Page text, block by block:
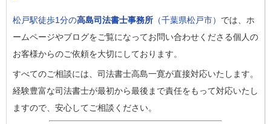
松戸駅徒歩1分の高島司法書士事務所 （千葉県松戸市） では、ホ
ームページやブログをご覧になってお問い合わせくださる個人の
お客様からのご依頼を大切にしております。
すべてのご相談には、司法書士高島一寛が直接対応いたします。
経験豊富な司法書士が最初から最後まで責任をもって対応いたし
ますので、安心してご相談ください。